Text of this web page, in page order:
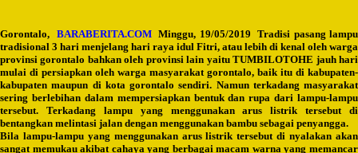
Gorontalo, BARABERITA.COMMinggu, 19/05/2019 Tradisi pasang lampu
tradisional 3 hari menjelang hari raya idul Fitri, atau lebih di kenal oleh warga
provinsi gorontalo bahkan oleh provinsi lain yaitu TUMBILOTOHE jauh hari
mulai di persiapkan oleh warga masyarakat gorontalo, baik itu di kabupaten-
kabupaten maupun di kota gorontalo sendiri. Namun terkadang masyarakat
sering berlebihan dalam mempersiapkan bentuk dan rupa dari lampu-lampu
tersebut. Terkadang lampu yang menggunakan arus listrik tersebut di
bentangkan melintasi jalan dengan menggunakan bambu sebagai penyangga.
Bila lampu-lampu yang menggunakan arus listrik tersebut di nyalakan akan
sangat memukau akibat cahaya yang berbagai macam warna yang memancar